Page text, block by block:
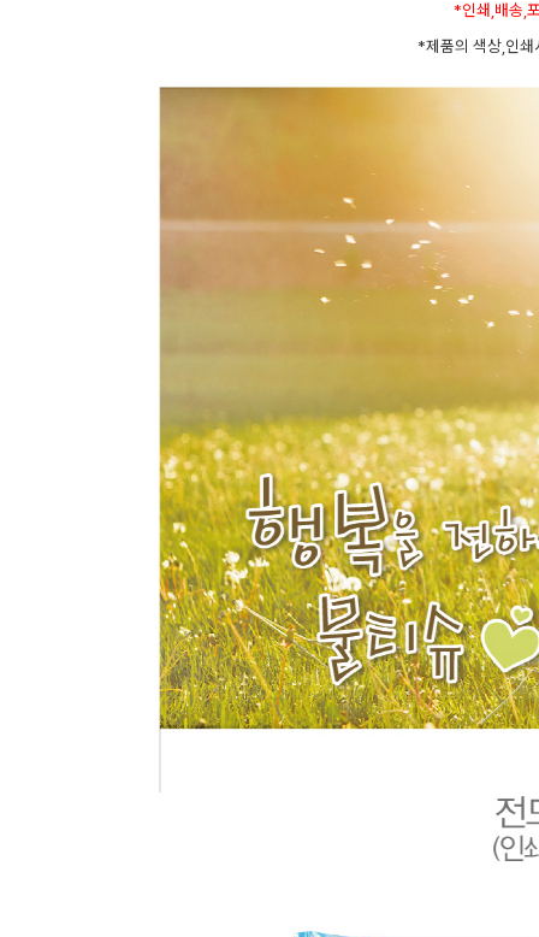
*인쇄,배송,
*제품의 색상,인쇄